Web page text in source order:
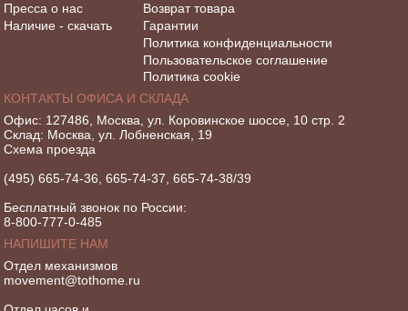
Пресса о нас
Наличие - скачать
Возврат товара
Гарантии
Политика конфиденциальности
Пользовательское соглашение
Политика cookie
КОНТАКТЫ ОФИСА И СКЛАДА
Офис: 127486, Москва, ул. Коровинское шоссе, 10 стр. 2
Склад: Москва, ул. Лобненская, 19
Схема проезда
(495) 665-74-36, 665-74-37, 665-74-38/39
Бесплатный звонок по России:
8-800-777-0-485
НАПИШИТЕ НАМ
Отдел механизмов
movement@tothome.ru